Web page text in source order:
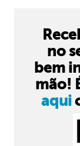
no
bem
mão!
aqui